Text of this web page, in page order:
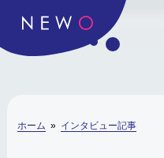
ホーム » インタビュー記事